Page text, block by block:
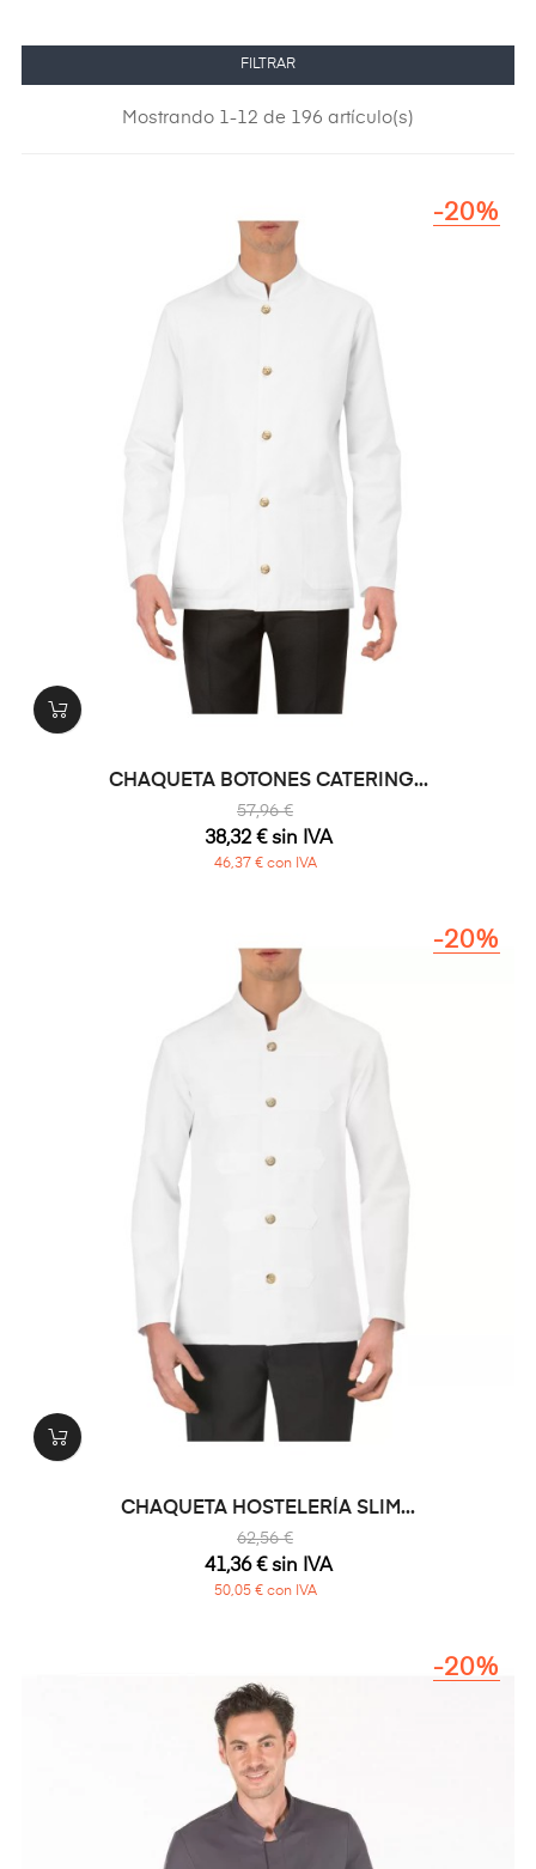
FILTRAR
Mostrando 1-12 de 196 artículo(s)
CHAQUETA BOTONES CATERING...
57,96 €
-20%
38,32 € sin IVA
46,37 € con IVA
CHAQUETA HOSTELERÍA SLIM...
62,56 €
-20%
41,36 € sin IVA
50,05 € con IVA
-20%